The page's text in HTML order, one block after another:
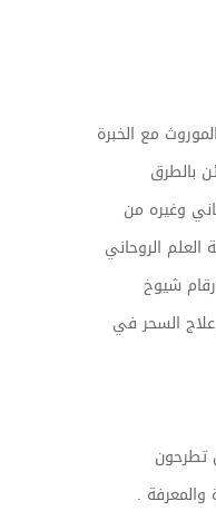
مع الخبرة
بالطرق
وغيره من
الروحاني
شيوخ
السحر في
تطرحون
.